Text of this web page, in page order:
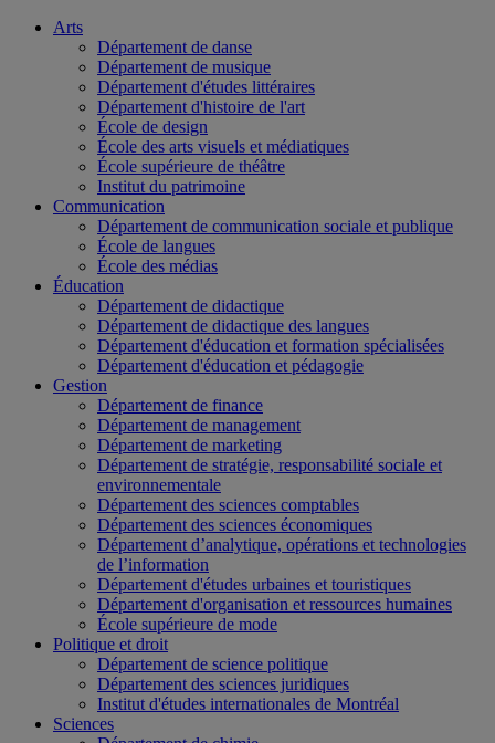
Arts
Département de danse
Département de musique
Département d'études littéraires
Département d'histoire de l'art
École de design
École des arts visuels et médiatiques
École supérieure de théâtre
Institut du patrimoine
Communication
Département de communication sociale et publique
École de langues
École des médias
Éducation
Département de didactique
Département de didactique des langues
Département d'éducation et formation spécialisées
Département d'éducation et pédagogie
Gestion
Département de finance
Département de management
Département de marketing
Département de stratégie, responsabilité sociale et
environnementale
Département des sciences comptables
Département des sciences économiques
Département d’analytique, opérations et technologies
de l’information
Département d'études urbaines et touristiques
Département d'organisation et ressources humaines
École supérieure de mode
Politique et droit
Département de science politique
Département des sciences juridiques
Institut d'études internationales de Montréal
Sciences